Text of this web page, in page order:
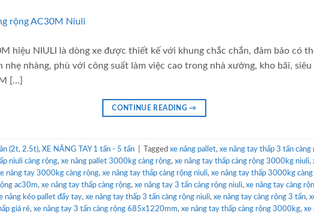
hiệu NIULI là dòng xe được thiết kế với khung chắc chắn, đảm bảo có
nhẹ nhàng, phù với công suất làm việc cao trong nhà xưởng, kho bãi,
[…]
CONTINUE READING→
(2t, 2.5t), XE NÂNG TAY 1 tấn - 5 tấn Tagged xe nâng pallet, xe nâng tay thấp 3 tấn càng
niuli càng rộng, xe nâng pallet 3000kg càng rộng, xe nâng tay thấp càng rộng 3000kg niuli,
nâng tay 3000kg càng rộng, xe nâng tay thấp càng rộng niuli, xe nâng tay thấp 3000kg
ac30m, xe nâng tay thấp càng rộng, xe nâng tay 3 tấn càng rộng niuli, xe nâng tay càng
nâng kéo pallet đẩy tay, xe nâng tay thấp 3 tấn càng rộng niuli, xe nâng tay càng rộng 3 tấn,
giá rẻ, xe nâng tay 3 tấn càng rộng 685x1220mm, xe nâng tay thấp càng rộng 3000kg, xe